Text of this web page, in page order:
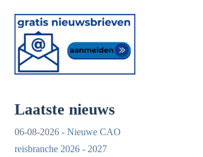
Laatste nieuws
06-08-2026 - Nieuwe CAO
reisbranche 2026 - 2027